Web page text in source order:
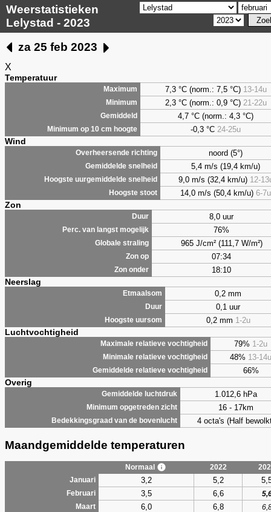
Weerstatistieken
Lelystad - 2023
za 25 feb 2023
X
Temperatuur
Maximum 7,3°C (norm.: 7,5 °C) 13-14u
Minimum 2,3°C (norm.: 0,9 °C) 21-22u
Gemiddeld 4,7 °C (norm.: 4,3 °C)
Minimum op 10 cm hoogte -0,3 °C 24-25u
Wind
Overheersende richting noord (5°)
Gemiddelde snelheid 5,4 m/s (19,4 km/u)
Hoogste uurgemiddelde snelheid 9,0 m/s (32,4 km/u) 12-
Hoogste stoot 14,0 m/s (50,4 km/u) 6-7u
Zon
Duur 8,0 uur
Perc. van langst mogelijk 76%
Globale straling 965 J/cm² (111,7 W/m²)
Zon op 07:34
Zon onder 18:10
Neerslag
Etmaalsom 0,2 mm
Duur 0,1 uur
Hoogste uursom 0,2 mm 1-2u
Luchtvochtigheid
Maximale relatieve vochtigheid 79% 1-2u
Minimale relatieve vochtigheid 48% 13-14u
Gemiddelde relatieve vochtigheid 66%
Overig
Gemiddelde luchtdruk 1.012,6 hPa
Minimum opgetreden zicht 16 - 17km
Bedekkingsgraad van de bovenlucht 4 octa's (Half
Maandgemiddelde temperaturen
Normaal 2022
Januari
3,2 5,2
Februari 3,5 6,6
Maart
6,0 6,8